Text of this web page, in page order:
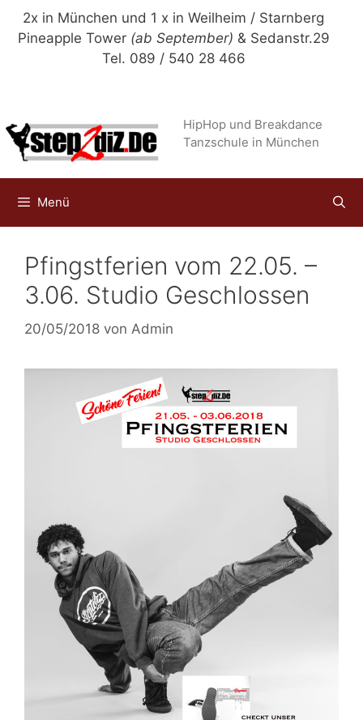
Zum
Inhalt
2x in München und 1 x in Weilheim / Starnberg
Pineapple Tower (ab September) & Sedanstr.29
Tel. 089 / 540 28 466
HipHop und Breakdance
Tanzschule in München
Menü
Pfingstferien vom 22.05. –
3.06. Studio Geschlossen
20/05/2018 von Admin